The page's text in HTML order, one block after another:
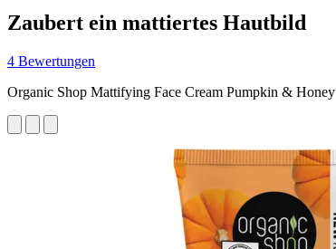
Zaubert ein mattiertes Hautbild
4 Bewertungen
Organic Shop Mattifying Face Cream Pumpkin & Honey